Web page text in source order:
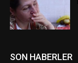
SON HABERLER